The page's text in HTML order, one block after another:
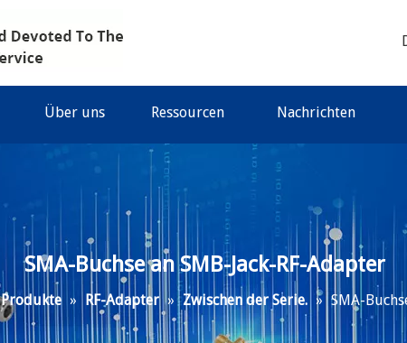
Über uns Ressourcen Nachrichten
SMA-Buchse an SMB-Jack-RF-Adapter
Produkte » RF-Adapter » Zwischen der Serie. » SMA-